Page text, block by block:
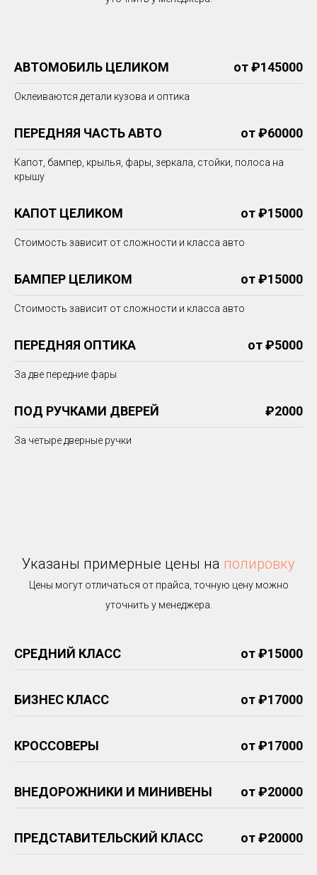
АВТОМОБИЛЬ ЦЕЛИКОМ от ₽145000
Оклеиваются детали кузова и оптика
ПЕРЕДНЯЯ ЧАСТЬ АВТО от ₽60000
Капот, бампер, крылья, фары, зеркала, стойки, полоса на
крышу
КАПОТ ЦЕЛИКОМ от ₽15000
Стоимость зависит от сложности и класса авто
БАМПЕР ЦЕЛИКОМ от ₽15000
Стоимость зависит от сложности и класса авто
ПЕРЕДНЯЯ ОПТИКА от ₽5000
За две передние фары
ПОД РУЧКАМИ ДВЕРЕЙ ₽2000
За четыре дверные ручки
Указаны примерные цены на полировку
Цены могут отличаться от прайса, точную цену можно
уточнить у менеджера.
СРЕДНИЙ КЛАСС от ₽15000
БИЗНЕС КЛАСС от ₽17000
КРОССОВЕРЫ от ₽17000
ВНЕДОРОЖНИКИ И МИНИВЕНЫ от ₽20000
ПРЕДСТАВИТЕЛЬСКИЙ КЛАСС от ₽20000